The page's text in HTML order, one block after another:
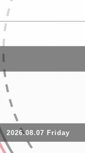
2026.08.07 Friday